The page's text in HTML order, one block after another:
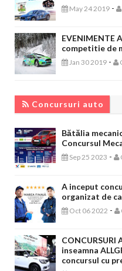
May 24 2019 -
EVENIMENTE
competitie de
Jan 30 2019 -
Concursuri auto
Bătălia
Concursul
Sep 25 2023 -
A inceput
organizat de
Oct 06 2022 -
inseamna
concursul cu